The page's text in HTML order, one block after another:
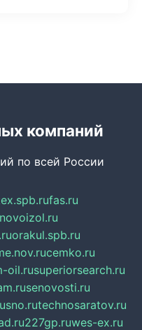
компаний
по всей России
fas.ru
novoizol.ru
orakul.spb.ru
cemko.ru
oil.rusuperiorsearch.ru
senovosti.ru
technosaratov.ru
227gp.ruwes-ex.ru